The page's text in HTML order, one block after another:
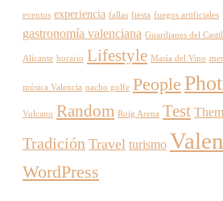
eventos experiencia fallas fiesta fuegos artificiales
gastronomía valenciana Guardianes del
Alicante horario Lifestyle Masía del Vino
música Valencia nacho golfe People
Vulcano Random Roig Arena Test
Tradición Travel turismo
WordPress